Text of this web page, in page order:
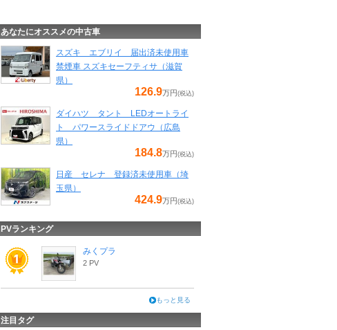
あなたにオススメの中古車
スズキ エブリイ 届出済未使用車
禁煙車 スズキセーフティサ（滋賀
県）
126.9万円 (税込)
ダイハツ タント LEDオートライ
ト パワースライドドアウ（広島
県）
184.8万円 (税込)
日産 セレナ 登録済未使用車（埼
玉県）
424.9万円 (税込)
PVランキング
みくプラ
2 PV
もっと見る
注目タグ